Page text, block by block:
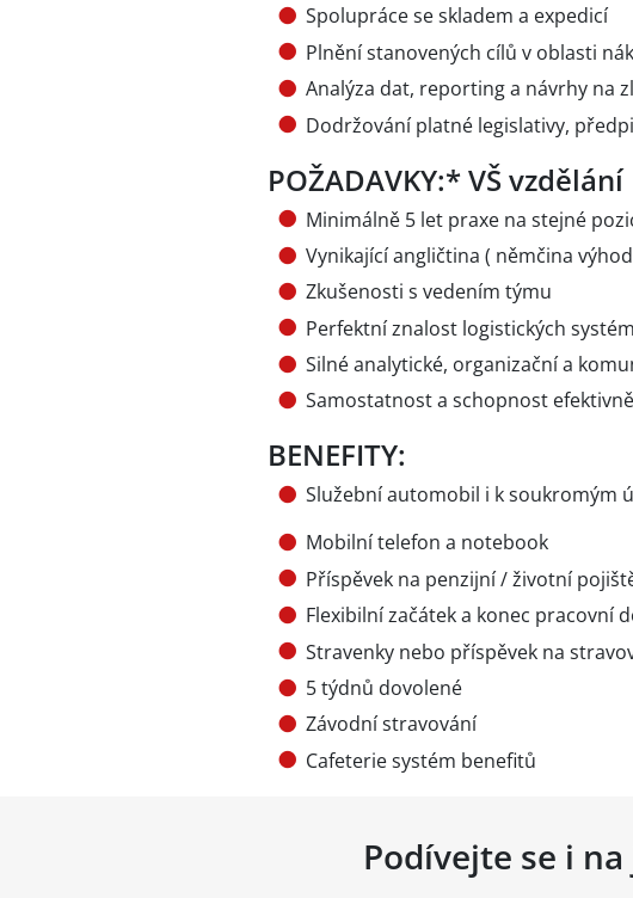
Spolupráce se skladem a expedicí
Plnění stanovených cílů v oblasti
Analýza dat, reporting a návrhy na
Dodržování platné legislativy,
POŽADAVKY:* VŠ vzdělání
Minimálně 5 let praxe na stejné
Vynikající angličtina ( němčina
Zkušenosti s vedením týmu
Perfektní znalost logistických
Silné analytické, organizační a
Samostatnost a schopnost
BENEFITY:
Služební automobil i k soukromým
Mobilní telefon a notebook
Příspěvek na penzijní / životní
Flexibilní začátek a konec pracovní
Stravenky nebo příspěvek na
5 týdnů dovolené
Závodní stravování
Cafeterie systém benefitů
Podívejte se i